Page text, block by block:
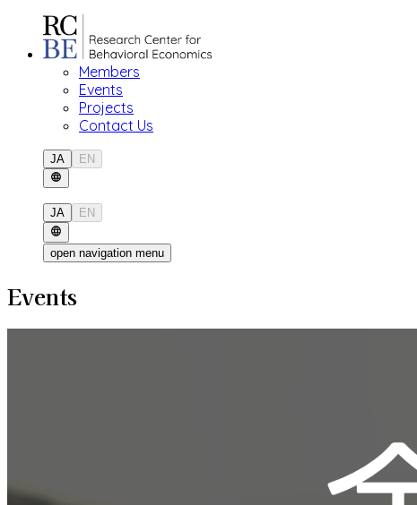
Members
Events
Projects
Contact Us
JA EN
JA EN
open navigation menu
Events